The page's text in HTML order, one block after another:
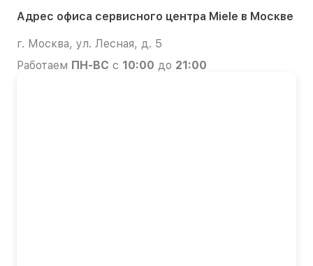
Адрес офиса сервисного центра Miele в Москве
г. Москва, ул. Лесная, д. 5
Работаем ПН-ВС с 10:00 до 21:00